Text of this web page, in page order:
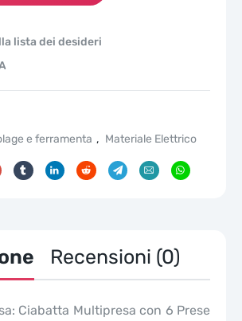
lista dei desideri
e ferramenta , Materiale Elettrico
Recensioni (0)
Ciabatta Multipresa con 6 Prese